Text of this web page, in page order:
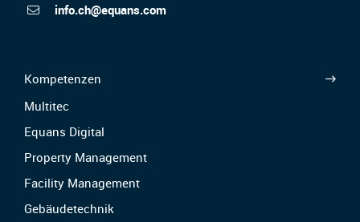
info.ch@equans.com
Kompetenzen
Multitec
Equans Digital
Property Management
Facility Management
Gebäudetechnik